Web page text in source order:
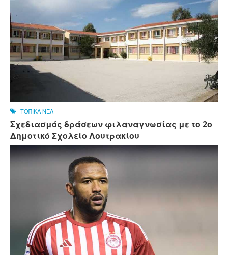
ΤΟΠΙΚΑ ΝΕΑ
Σχεδιασμός δράσεων φιλαναγνωσίας με το 2ο
Δημοτικό Σχολείο Λουτρακίου